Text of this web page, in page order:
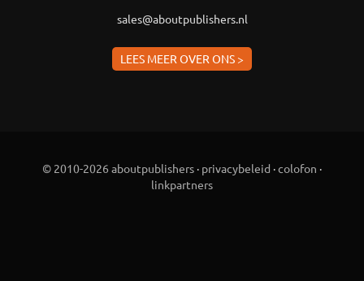
sales@aboutpublishers.nl
LEES MEER OVER ONS >
© 2010-2026 aboutpublishers · privacybeleid ·colofon ·
linkpartners